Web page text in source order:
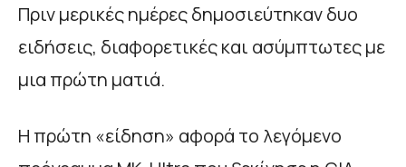
Πριν μερικές ημέρες δημοσιεύτηκαν δυο
ειδήσεις, διαφορετικές και ασύμπτωτες με
μια πρώτη ματιά.
Η πρώτη «είδηση» αφορά το λεγόμενο